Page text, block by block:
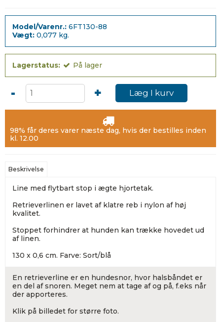
Model/Varenr.: 6FT130-88
Vægt: 0,077 kg.
Lagerstatus: På lager
- + Læg I kurv
98% får deres varer næste dag, hvis der bestilles inden
kl. 12.00
Beskrivelse
Line med flytbart stop i ægte hjortetak.
Retrieverlinen er lavet af klatre reb i nylon af høj
kvalitet.
Stoppet forhindrer at hunden kan trække hovedet ud
af linen.
130 x 0,6 cm. Farve: Sort/blå
En retrieverline er en hundesnor, hvor halsbåndet er
en del af snoren. Meget nem at tage af og på, f.eks når
der apporteres.
Klik på billedet for større foto.